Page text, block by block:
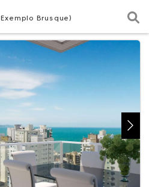
Brusque)